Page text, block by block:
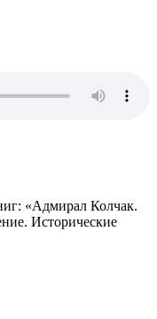
«Адмирал Колчак.
Исторические